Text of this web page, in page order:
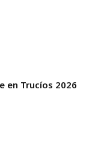
en Trucíos 2026